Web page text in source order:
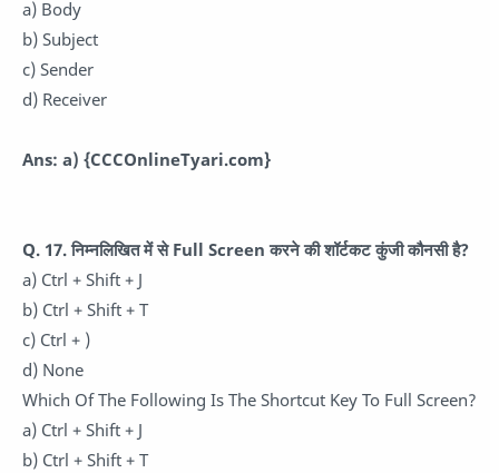
a) Body
b) Subject
c) Sender
d) Receiver
Ans: a) {CCCOnlineTyari.com}
Q. 17. निम्नलिखित में से Full Screen करने की शॉर्टकट कुंजी कौनसी है?
a) Ctrl + Shift + J
b) Ctrl + Shift + T
c) Ctrl + )
d) None
Which Of The Following Is The Shortcut Key To Full Screen?
a) Ctrl + Shift + J
b) Ctrl + Shift + T